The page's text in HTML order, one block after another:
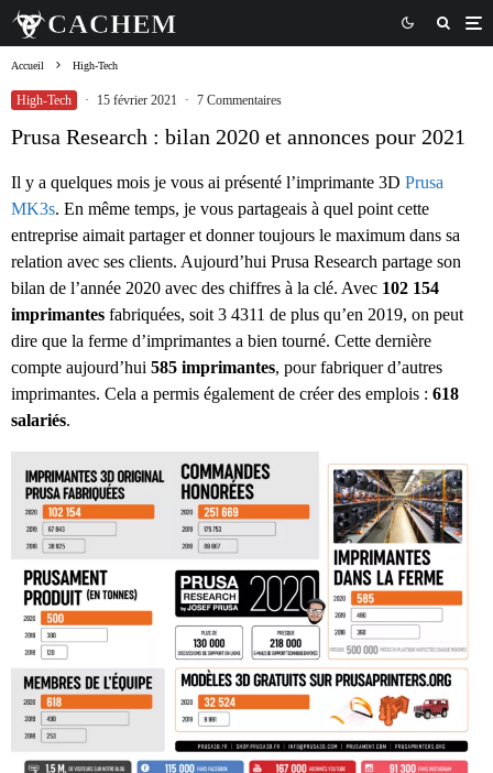
Accueil High-Tech
High-Tech · 15 février 2021 · 7 Commentaires
Prusa Research : bilan 2020 et annonces pour 2021
Il y a quelques mois je vous ai présenté l’imprimante 3D Prusa
MK3s. En même temps, je vous partageais à quel point cette
entreprise aimait partager et donner toujours le maximum dans sa
relation avec ses clients. Aujourd’hui Prusa Research partage son
bilan de l’année 2020 avec des chiffres à la clé. Avec 102 154
imprimantes fabriquées, soit 3 4311 de plus qu’en 2019, on peut
dire que la ferme d’imprimantes a bien tourné. Cette dernière
compte aujourd’hui 585 imprimantes, pour fabriquer d’autres
imprimantes. Cela a permis également de créer des emplois : 618
salariés.